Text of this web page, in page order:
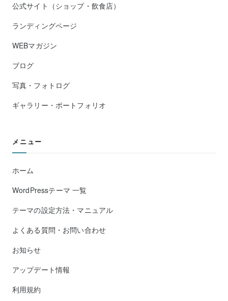
公式サイト（ショップ・飲食店）
ランディングページ
WEBマガジン
ブログ
写真・フォトログ
ギャラリー・ポートフォリオ
メニュー
ホーム
WordPressテーマ 一覧
テーマの設定方法・マニュアル
よくある質問・お問い合わせ
お知らせ
アップデート情報
利用規約